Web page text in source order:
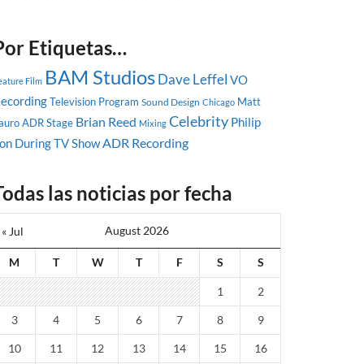
Etiquetas…
Film BAM StudiosDave Leffel VO
Television Program Sound Design Chicago Matt
ADR Stage Brian Reed Mixing Celebrity Philip
DuringTV ShowADR Recording
las noticias por fecha
August 2026
M T W T F S S
« Jul
1 2
3 4 5 6 7 8 9
10 11 12 13 14 15 16